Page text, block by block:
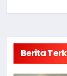
Berita